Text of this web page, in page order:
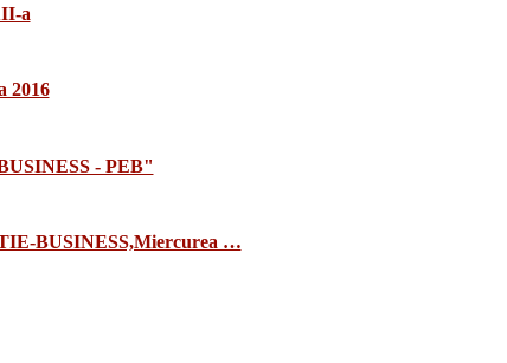
a
2016
- PEB"
BUSINESS,Miercurea …